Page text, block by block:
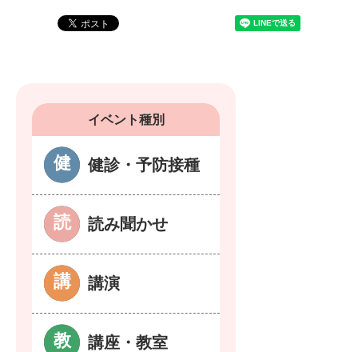
イベント種別
健診・予防接種
読み聞かせ
講演
講座・教室